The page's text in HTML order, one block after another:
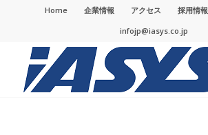
Home 企業情報 アクセス 採用情報
infojp@iasys.co.jp